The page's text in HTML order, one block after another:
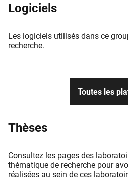
Logiciels
Les logiciels utilisés dans ce
recherche.
Toutes les
Thèses
Consultez les pages des
thématique de recherche pour
réalisées au sein de ces